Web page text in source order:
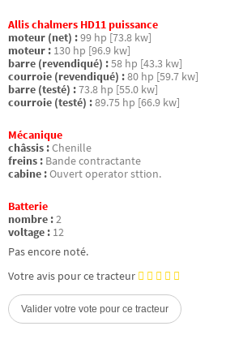
Allis chalmers HD11 puissance
moteur (net) :99 hp [73.8 kw]
moteur : 130 hp [96.9 kw]
barre (revendiqué) :58 hp [43.3 kw]
courroie (revendiqué) :80 hp [59.7 kw]
barre (testé) :73.8 hp [55.0 kw]
courroie (testé) :89.75 hp [66.9 kw]
Mécanique
châssis :Chenille
freins : Bande contractante
cabine :Ouvert operator sttion.
Batterie
nombre :2
voltage : 12
Pas encore noté.
Votre avis pour ce tracteur